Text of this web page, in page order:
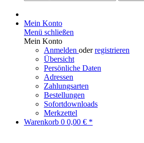
Mein Konto
Menü schließen
Mein Konto
Anmelden oderregistrieren
Übersicht
Persönliche Daten
Adressen
Zahlungsarten
Bestellungen
Sofortdownloads
Merkzettel
Warenkorb 0 0,00 € *